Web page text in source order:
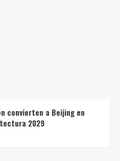
convierten a Beijing en
2029